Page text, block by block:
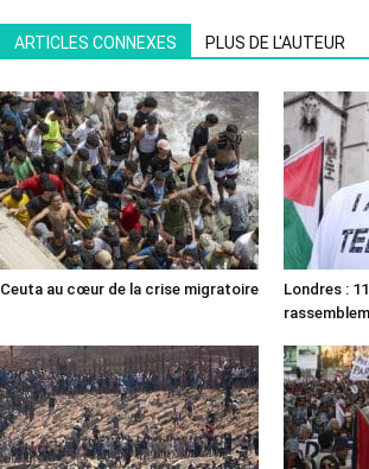
ARTICLES CONNEXES PLUS DE L'AUTEUR
Ceuta au cœur de la crise migratoire
Londres :